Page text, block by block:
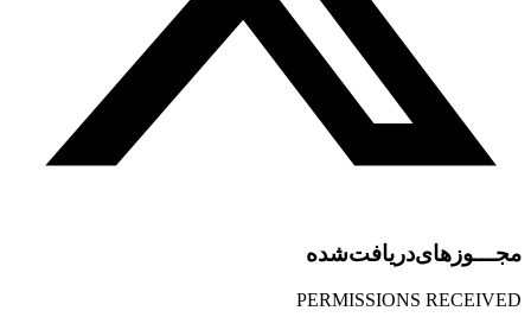
مجـــوز‌های‌دریافت‌شده
PERMISSIONS RECEIVED